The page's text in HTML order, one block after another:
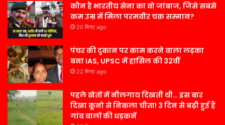
कौन है भारतीय सेना का वो जांबाज, जिसे सबसे
कम उम्र में मिला परमवीर चक्र सम्मान?
20 मिनट ago
पंचर की दुकान पर काम करने वाला लड़का
बना IAS, UPSC में हासिल की 32वीं
22 मिनट ago
पहले खेतों में नीलगाय दिखती थी… इस बार
दिखा कूनो से निकला चीता! 3 दिन से बढ़ी हुई हैं
गांव वालों की धड़कनें